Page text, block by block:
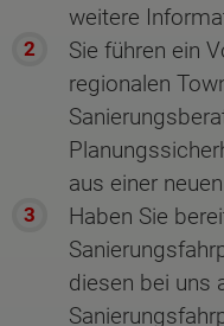
weitere
Sie führen ein
regionalen
aus einer
Haben Sie
diesen bei uns